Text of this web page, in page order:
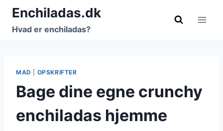
Fortsæt
indhold
Enchiladas.dk
Hvad er enchiladas?
MAD OPSKRIFTER
Bage dine egne crunchy
enchiladas hjemme